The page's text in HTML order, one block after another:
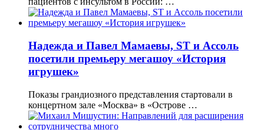
Надежда и Павел Мамаевы, ST и Ассоль
посетили премьеру мегашоу «История
игрушек»
Показы грандиозного представления стартовали в
концертном зале «Москва» в «Острове …